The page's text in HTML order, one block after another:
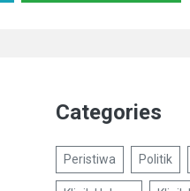
Categories
Peristiwa Politik